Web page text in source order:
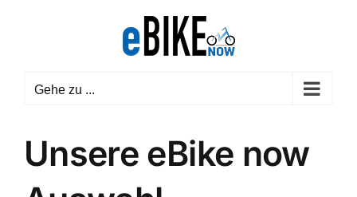
Gehe zu ...
Unsere eBike now